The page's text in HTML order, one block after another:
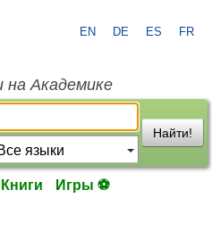
EN DE ES FR
на Академике
Найти!
Книги Игры ⚽